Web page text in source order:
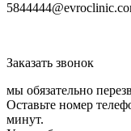
Заказать звонок
мы обязательно
Оставьте номер
минут.